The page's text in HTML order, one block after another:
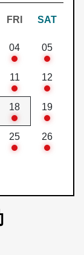
FRI SAT
04 05
11 12
18 19
25 26